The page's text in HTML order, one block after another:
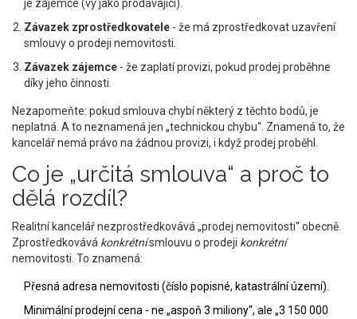
je zájemce (vy jako prodávající).
Závazek zprostředkovatele - že má zprostředkovat uzavření
smlouvy o prodeji nemovitosti.
Závazek zájemce - že zaplatí provizi, pokud prodej proběhne
díky jeho činnosti.
Nezapomeňte: pokud smlouva chybí některý z těchto bodů, je
neplatná. A to neznamená jen „technickou chybu“. Znamená to, že
kancelář nemá právo na žádnou provizi, i když prodej proběhl.
Co je „určitá smlouva“ a proč to
dělá rozdíl?
Realitní kancelář nezprostředkovává „prodej nemovitosti“ obecně.
Zprostředkovává konkrétnísmlouvu o prodeji konkrétní
nemovitosti. To znamená:
Přesná adresa nemovitosti (číslo popisné, katastrální území).
Minimální prodejní cena - ne „aspoň 3 miliony“, ale „3 150 000